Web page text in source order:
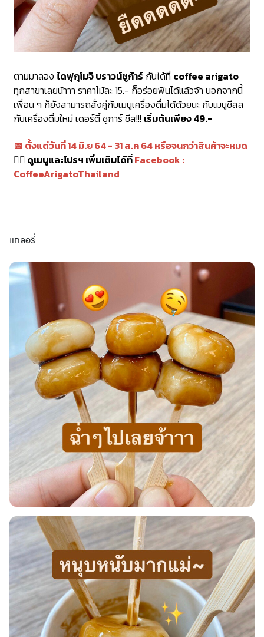
ตามมาลอง ไดฟุกุโมจิบราวน์ชูก้าร์ กันได้ที่ coffee arigato
ทุกสาขาเลยน้าาา ราคาไม้ละ 15.- ก็อร่อยฟินได้แล้วจ้า นอกจากนี้
เพื่อน ๆ ก็ยังสามารถสั่งคู่กับเมนูเครื่องดื่มได้ด้วยนะ กับเมนูชีสส
กับเครื่องดื่มใหม่ เดอร์ตี้ ชูการ์ ชีส!!! เริ่มต้นเพียง 49.-
📅 ตั้งแต่วันที่ 14 มิ.ย 64 - 31 ส.ค 64 หรือจนกว่าสินค้าจะหมด
👉🏻 ดูเมนูและโปรฯ เพิ่มเติมได้ที่Facebook :
CoffeeArigatoThailand
แกลอรี่